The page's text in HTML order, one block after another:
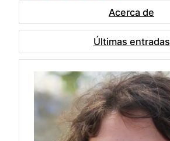
Acerca de
Últimas entradas